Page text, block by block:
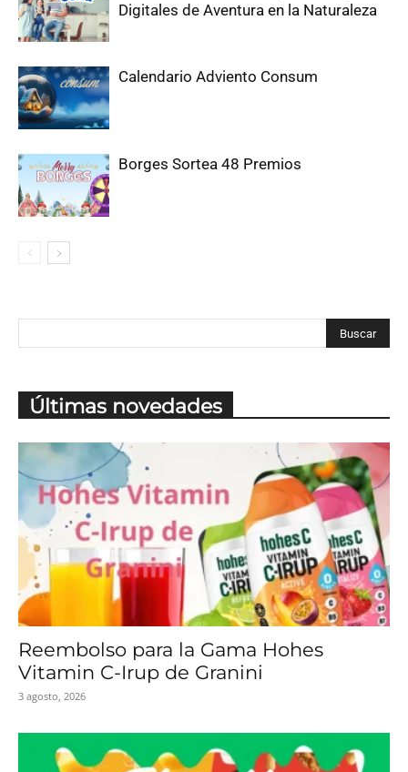
Digitales de Aventura en la Naturaleza
Calendario Adviento Consum
Borges Sortea 48 Premios
Últimas novedades
Reembolso para la Gama Hohes
Vitamin C-Irup de Granini
3 agosto, 2026